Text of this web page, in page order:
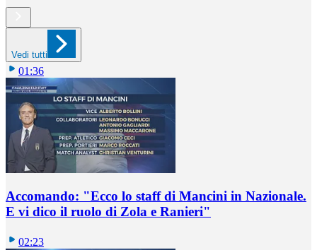
Vedi tutti
01:36
Accomando: "Ecco lo staff di Mancini in Nazionale.
E vi dico il ruolo di Zola e Ranieri"
02:23